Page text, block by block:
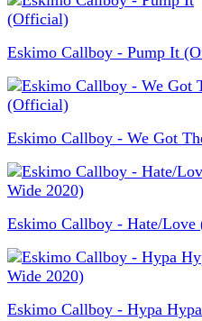
Eskimo Callboy - Pump It
Eskimo Callboy - We Got
Eskimo Callboy - Hate/
Eskimo Callboy - Hypa